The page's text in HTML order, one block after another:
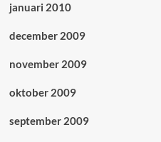
januari 2010
december 2009
november 2009
oktober 2009
september 2009